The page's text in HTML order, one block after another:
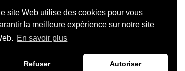
site Web utilise des cookies pour vous
la meilleure expérience sur notre site
En savoir plus
Refuser Autoriser